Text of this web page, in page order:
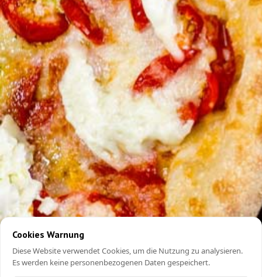
Cookies Warnung
Diese Website verwendet Cookies, um die Nutzung zu analysieren.
Es werden keine personenbezogenen Daten gespeichert.